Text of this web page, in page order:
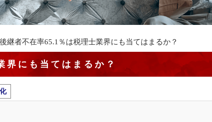
継者不在率65.1％は税理士業界にも当てはまるか？
にも当てはまるか？